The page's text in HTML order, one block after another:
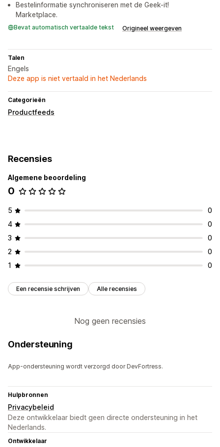
Bestelinformatie synchroniseren met de Geek-it!
Marketplace.
Bevat automatisch vertaalde tekst Origineel weergeven
Talen
Engels
Deze app is niet vertaald in het Nederlands
Categorieën
Productfeeds
Recensies
Algemene beoordeling
0
5
0
4
0
3
0
2
0
1
0
Een recensie schrijven Alle recensies
Nog geen recensies
Ondersteuning
App-ondersteuning wordt verzorgd door DevFortress.
Hulpbronnen
Privacybeleid
Deze ontwikkelaar biedt geen directe ondersteuning in het
Nederlands.
Ontwikkelaar